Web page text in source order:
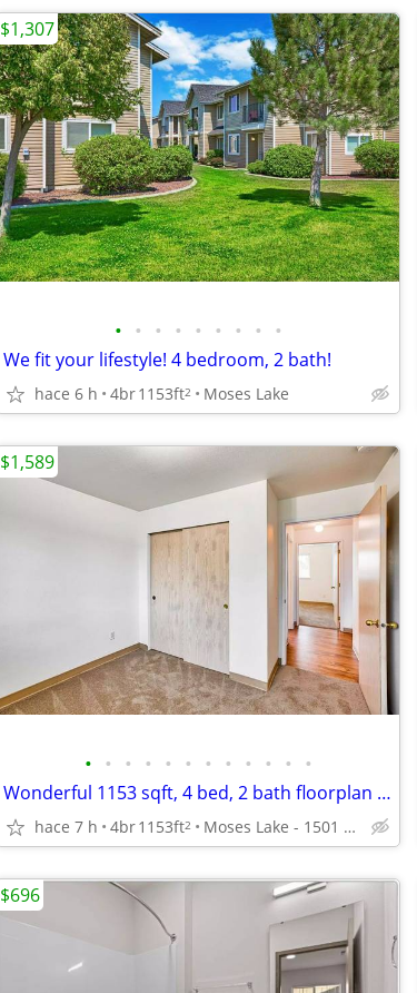
• • • • • • • • •
We fit your lifestyle! 4 bedroom, 2 bath!
hace 6 h 4br1153ft2 Moses Lake
$1,307
• • • • • • • • • • • •
Wonderful 1153 sqft, 4 bed, 2 bath floorplan in Moses Lake
hace 7 h 4br1153ft2 Moses Lake - 1501 Monroe Street
$1,589
$696